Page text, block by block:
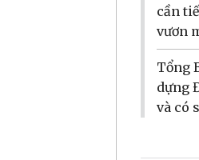
cần
vươn
Tổng
dựng
và có